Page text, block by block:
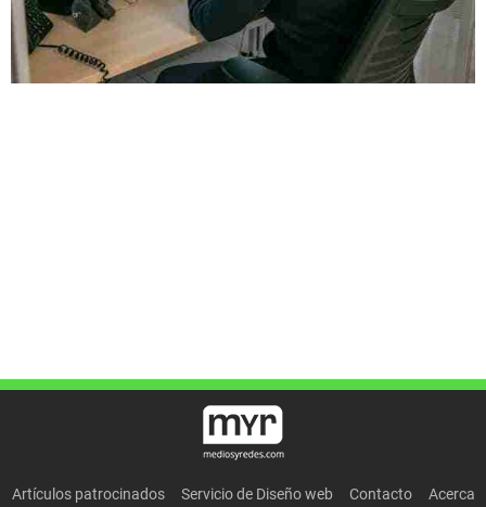
Artículos patrocinados Servicio de Diseño web Contacto
Acerca